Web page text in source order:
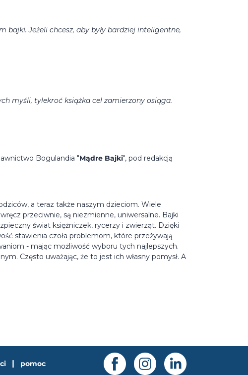
bajki. Jeżeli chcesz, aby były bardziej inteligentne,
myśli, tylekroć książka cel zamierzony osiąga.
Bogulandia "Mądre Bajki", pod redakcją
a teraz także naszym dzieciom. Wiele
przeciwnie, są niezmienne, uniwersalne. Bajki
świat księżniczek, rycerzy i zwierząt. Dzięki
stawienia czoła problemom, które przeżywają
- mając możliwość wyboru tych najlepszych.
Często uważając, że to jest ich własny pomysł. A
| pomoc